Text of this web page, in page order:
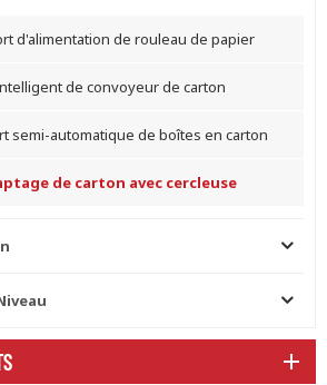
d'alimentation de rouleau de papier
de convoyeur de carton
semi-automatique de boîtes en carton
de carton avec cercleuse